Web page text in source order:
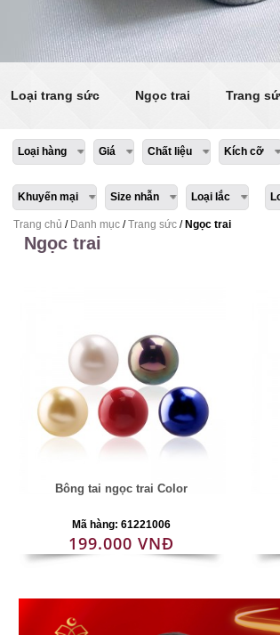
Loại trang sức Ngọc trai Trang
Loại hàng Giá Chất liệu Kích cỡ
Khuyến mại Size nhẫn Loại lắc
Trang chủ / Danh mục /Trang sức / Ngọc trai
Ngọc trai
Bông tai ngọc trai Color
Mã hàng: 61221006
199.000 VNĐ